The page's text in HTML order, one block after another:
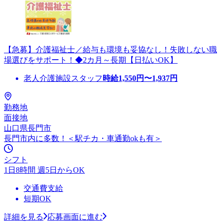
【急募】介護福祉士／給与も環境も妥協なし！失敗しない職
場選びをサポート！◆2カ月～長期【日払いOK】
老人介護施設スタッフ 時給1,550円〜1,937円
勤務地
面接地
山口県長門市
長門市内に多数！＜駅チカ・車通勤okも有＞
シフト
1日8時間 週5日からOK
交通費支給
短期OK
詳細を見る
応募画面に進む